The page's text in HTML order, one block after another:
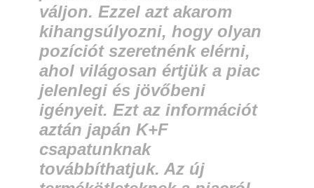
váljon. Ezzel azt akarom
kihangsúlyozni, hogy olyan
pozíciót szeretnénk elérni,
ahol világosan értjük a piac
jelenlegi és jövőbeni
igényeit. Ezt az információt
aztán japán K+F
csapatunknak
továbbíthatjuk. Az új